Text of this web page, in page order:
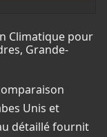
Climatique pour
Grande-
Unis et
détaillé fournit